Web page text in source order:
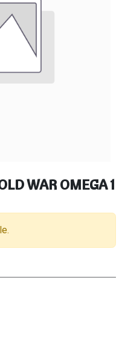
WAR OMEGA 1